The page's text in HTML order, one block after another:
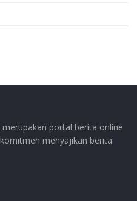
portal berita online
menyajikan berita